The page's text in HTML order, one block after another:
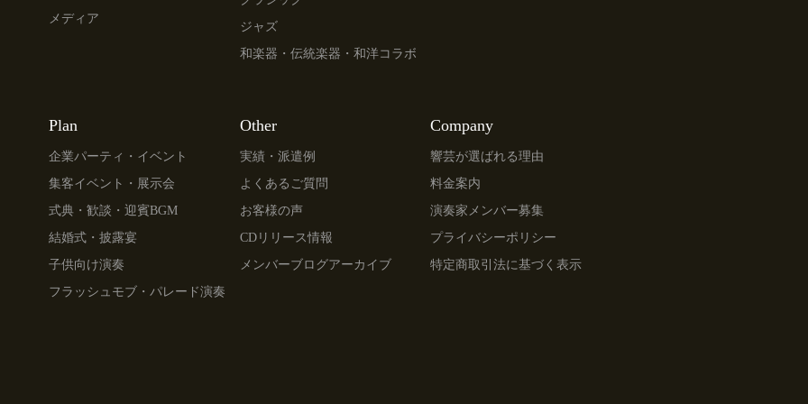
メディア
ジャズ
和楽器・伝統楽器・和洋コラボ
Plan
企業パーティ・イベント
集客イベント・展示会
式典・歓談・迎賓BGM
結婚式・披露宴
子供向け演奏
フラッシュモブ・パレード演奏
Other
実績・派遣例
よくあるご質問
お客様の声
CDリリース情報
メンバーブログアーカイブ
Company
響芸が選ばれる理由
料金案内
演奏家メンバー募集
プライバシーポリシー
特定商取引法に基づく表示